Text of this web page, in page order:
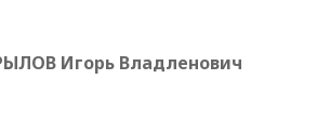
Игорь Владленович